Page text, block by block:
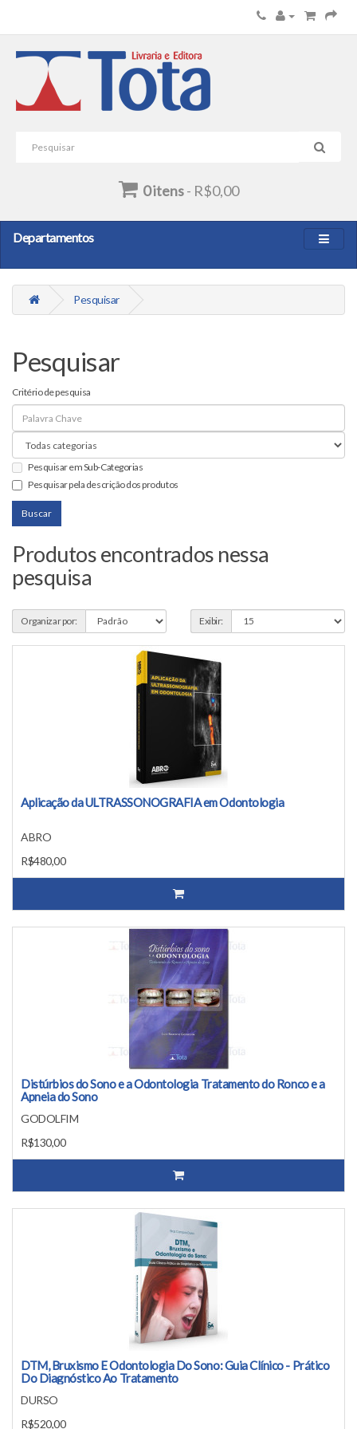
0 itens- R$0,00
Departamentos
Pesquisar
Pesquisar
Critério de pesquisa
Pesquisar em Sub-Categorias
Pesquisar pela descrição dos produtos
Produtos encontrados nessa
pesquisa
Organizar por: Exibir:
Aplicação da ULTRASSONOGRAFIA em Odontologia
ABRO
R$480,00
Distúrbios do Sono e a Odontologia Tratamento do Ronco e a
Apneia do Sono
GODOLFIM
R$130,00
DTM, Bruxismo E Odontologia Do Sono: Guia Clínico - Prático
Do Diagnóstico Ao Tratamento
DURSO
R$520,00